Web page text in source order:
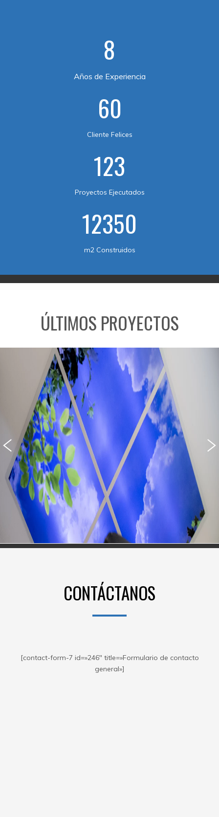
8
Años de Experiencia
60
Cliente Felices
123
Proyectos Ejecutados
12350
m2 Construidos
ÚLTIMOS PROYECTOS
CONTÁCTANOS
[contact-form-7 id=»246″ title=»Formulario de contacto
general»]